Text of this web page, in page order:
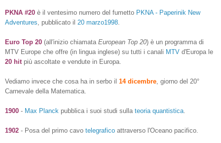
PKNA #20 è il ventesimo numero del fumetto PKNA - Paperinik New
Adventures , pubblicato il 20 marzo1998
Euro Top 20 (all'inizio chiamata European Top 20) è un programma di
MTV Europe che offre (in lingua inglese) su tutti i canali MTV d'Europa le
20 hit più ascoltate e vendute in Europa.
Vediamo invece che cosa ha in serbo il 14 dicembre , giorno del 20°
Carnevale della Matematica.
1900 - Max Planck pubblica i suoi studi sulla teoria quantistica
1902 - Posa del primo cavo telegrafico attraverso l'Oceano pacifico